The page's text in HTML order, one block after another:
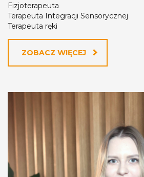
Fizjoterapeuta
Terapeuta Integracji Sensorycznej
Terapeuta ręki
ZOBACZ WIĘCEJ